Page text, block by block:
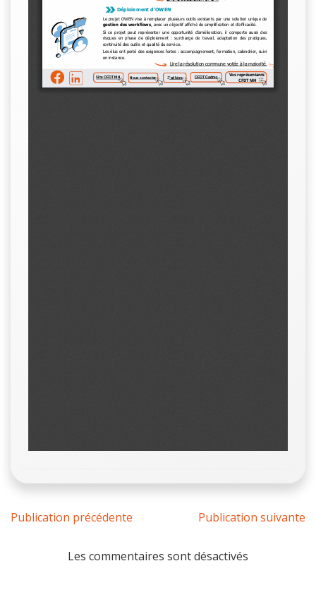
Publication précédente Publication suivante
Les commentaires sont désactivés